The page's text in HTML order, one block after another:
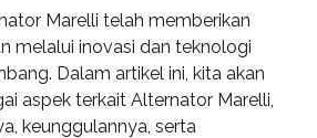
Marelli telah memberikan
melalui inovasi dan teknologi
Dalam artikel ini, kita akan
aspek terkait Alternator Marelli,
keunggulannya, serta